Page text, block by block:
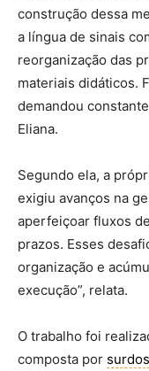
construção dessa
a língua de sinais
reorganização das
materiais didáticos.
demandou
Eliana.
Segundo ela, a
exigiu avanços na
aperfeiçoar fluxos
prazos. Esses
organização e
execução”, relata.
O trabalho foi
composta por surdos